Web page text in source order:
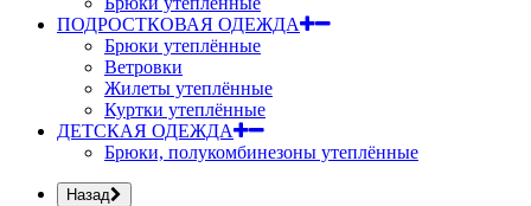
ПОДРОСТКОВАЯ ОДЕЖДА
Брюки утеплённые
Ветровки
Жилеты утеплённые
Куртки утеплённые
ДЕТСКАЯ ОДЕЖДА
Брюки, полукомбинезоны утеплённые
Назад